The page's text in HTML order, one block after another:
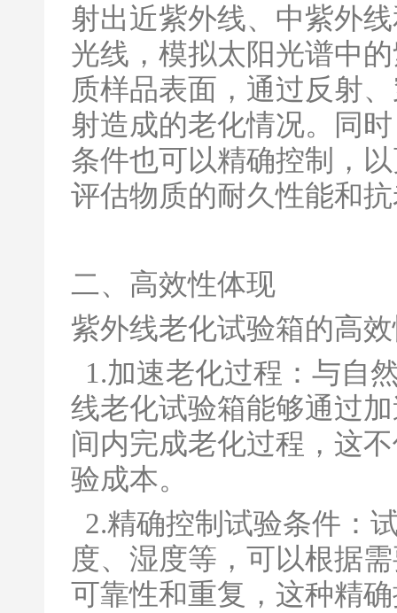
射出近紫外线、中紫外
光线，模拟太阳光谱中
质样品表面，通过反射
射造成的老化情况。同
条件也可以精确控制，
评估物质的耐久性能和
二、高效性体现
紫外线老化试验箱的高
1.加速老化过程：与自
线老化试验箱能够通过
间内完成老化过程，这
验成本。
2.精确控制试验条件：
度、湿度等，可以根据
可靠性和重复，这种精